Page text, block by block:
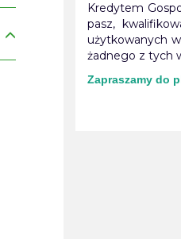
Kredytem
pasz,
użytkowanych
żadnego z tych
Zapraszamy do